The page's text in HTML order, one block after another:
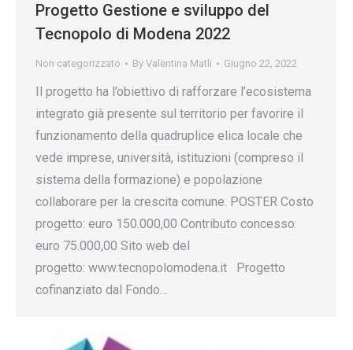
Progetto Gestione e sviluppo del
Tecnopolo di Modena 2022
Non categorizzato By Valentina Matli Giugno 22, 2022
Il progetto ha l’obiettivo di rafforzare l’ecosistema
integrato già presente sul territorio per favorire il
funzionamento della quadruplice elica locale che
vede imprese, università, istituzioni (compreso il
sistema della formazione) e popolazione
collaborare per la crescita comune. POSTER Costo
progetto: euro 150.000,00 Contributo concesso:
euro 75.000,00 Sito web del
progetto: www.tecnopolomodena.it Progetto
cofinanziato dal Fondo…